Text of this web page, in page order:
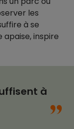
les
à se
apaise, inspire
à “